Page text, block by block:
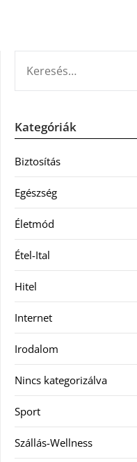
Kategóriák
Biztosítás
Egészség
Életmód
Étel-Ital
Hitel
Internet
Irodalom
Nincs kategorizálva
Sport
Szállás-Wellness